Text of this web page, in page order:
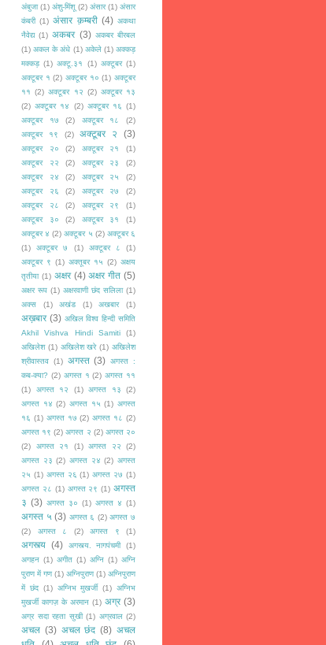
अंबुजा (1) अंशु-मिंशू (2) अंसार (1) अंसार
कंबरी (1) अंसार क़म्बरी (4) अकथा
नैवेद्य (1) अकबर (3) अकबर बीरबल
(1) अकल के अंधे (1) अकेले (1) अक्कड़
मक्कड़ (1) अक्टू.३१ (1) अक्टूबर (1)
अक्टूबर १ (2) अक्टूबर १० (1) अक्टूबर
११ (2) अक्टूबर १२ (2) अक्टूबर १३
(2) अक्टूबर १४ (2) अक्टूबर १६ (1)
अक्टूबर १७
(2) अक्टूबर १८
(2)
अक्टूबर १९
(2) अक्टूबर २ (3)
अक्टूबर २० (2) अक्टूबर २१
(1)
अक्टूबर २२
(2) अक्टूबर २३
(2)
अक्टूबर २४
(2) अक्टूबर २५
(2)
अक्टूबर २६
(2) अक्टूबर २७
(2)
अक्टूबर २८
(2) अक्टूबर २९
(1)
अक्टूबर ३०
(2) अक्टूबर ३१
(1)
अक्टूबर ४ (2) अक्टूबर ५ (2) अक्टूबर ६
(1)
अक्टूबर ७ (1) अक्टूबर ८
(1)
अक्टूबर ९ (1) अक्तूबर १५ (2) अक्षय
तृतीया (1) अक्षर (4) अक्षर गीत (5)
अक्षर रूप (1) अक्षरवाणी छंद सलिला (1)
अक्स
(1) अखंड (1) अखबार (1)
अख़बार (3) अखिल विश्व हिन्दी समिति
Akhil Vishva Hindi Samiti
(1)
अखिलेश (1) अखिलेश खरे (1) अखिलेश
श्रीवास्तव (1) अगस्त (3) अगस्त :
कब-क्या? (2) अगस्त १ (2) अगस्त ११
(1)
अगस्त १२ (1) अगस्त १३
(2)
अगस्त १४ (2) अगस्त १५ (1) अगस्त
१६ (1) अगस्त १७ (2) अगस्त १८ (2)
अगस्त १९ (2) अगस्त २ (2) अगस्त २०
(2)
अगस्त २१ (1) अगस्त २२
(2)
अगस्त २३ (2) अगस्त २४ (2) अगस्त
२५ (1) अगस्त २६ (1) अगस्त २७ (1)
अगस्त २८ (1) अगस्त २९ (1) अगस्त
३ (3) अगस्त ३० (1) अगस्त ४ (1)
अगस्त ५ (3) अगस्त ६ (2) अगस्त ७
(2)
अगस्त ८ (2) अगस्त ९ (1)
अगस्त्य (4) अगस्त्य. नागपंचमी
(1)
अगहन (1) अगीत (1) अग्नि (1) अग्नि
पुराण में गण (1) अग्निपुराण (1) अग्निपुराण
में छंद (1) अग्निभ मुखर्जी (1) अग्निभ
मुखर्जी कागज़ के अरमान (1) अग्र (3)
अग्र सदा रहता सुखी (1) अग्रवाल (2)
अचल (3) अचल छंद (8) अचल